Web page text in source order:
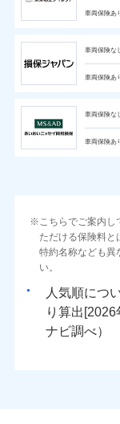
車両保険あ
車両保険なし
車両保険あ
車両保険なし
車両保険あ
こちらでご案内し
ただける保険料と
特約名称なども異
い。
人気順につ
り算出[
ナビ調べ）